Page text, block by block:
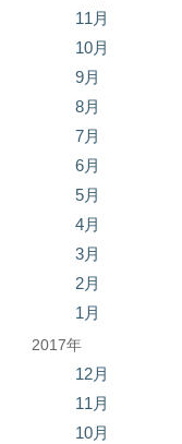
11月
10月
9月
8月
7月
6月
5月
4月
3月
2月
1月
2017年
12月
11月
10月